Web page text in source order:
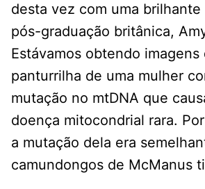
desta vez com uma
pós-graduação britânica,
Estávamos obtendo
panturrilha de uma mulher
mutação no mtDNA que
doença mitocondrial rara.
a mutação dela era
camundongos de McManus